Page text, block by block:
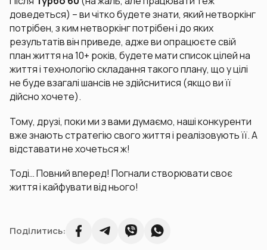
доведеться) – ви чітко будете знати, який нетворкінг
потрібен, з ким нетворкінг потрібен і до яких
результатів він приведе, адже ви опрацюєте свій
план життя на 10+ років, будете мати список цілей на
життя і технологію складання такого плану, що у цілі
не буде взагалі шансів не здійснитися (якщо ви її
дійсно хочете).
Тому, друзі, поки ми з вами думаємо, наші конкуренти
вже знають стратегію свого життя і реалізовують її. А
відставати не хочеться ж!
Тоді… Повний вперед! Погнали створювати своє
життя і кайфувати від нього!
Поділитись: